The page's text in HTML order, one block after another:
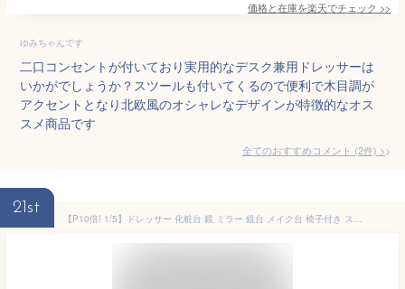
価格と在庫を楽天でチェック >>
ゆみちゃんです
二口コンセントが付いており実用的なデスク兼用ドレッサーは
いかがでしょうか？スツールも付いてくるので便利で木目調が
アクセントとなり北欧風のオシャレなデザインが特徴的なオス
スメ商品です
全てのおすすめコメント (2件) >
21st
【P10倍! 1/5】ドレッサー 化粧台 鏡 ミラー 鏡台 メイク台 椅子付き スツール 木製 コンパクト ナチュラル 北欧 デスク 机 シェルフ 無垢材 無垢 アルダー材 ERIS エリス 53cm 完成品 2年保証 101-00035